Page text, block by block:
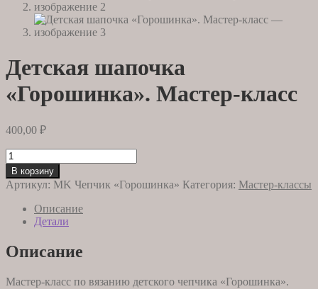
Детская шапочка
«Горошинка». Мастер-класс
400,00 ₽
Количество
товара
Детская
шапочка
«Горошинка».
Мастер-
В корзину
Артикул: MK Чепчик «Горошинка» Категория: Мастер-классы
Описание
Детали
Описание
Мастер-класс по вязанию детского чепчика «Горошинка».